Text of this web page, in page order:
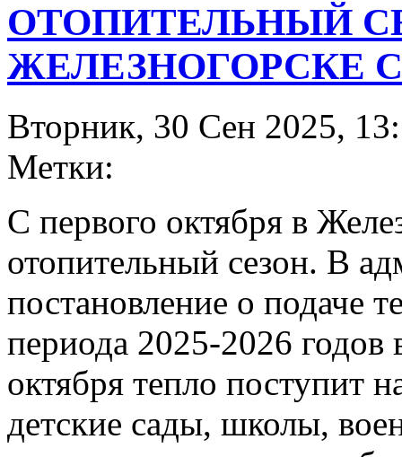
ОТОПИТЕЛЬНЫЙ
ЖЕЛЕЗНОГОРСКЕ
Вторник, 30 Сен 2025,
Метки:
С первого октября в
отопительный сезон. В
постановление о подаче
периода 2025-2026
октября тепло поступит
детские сады, школы,